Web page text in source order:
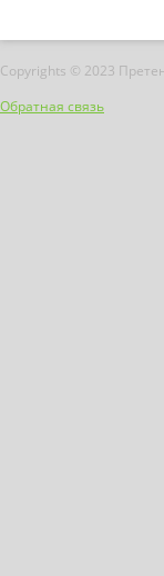
Copyrights © 2023
Обратная связь